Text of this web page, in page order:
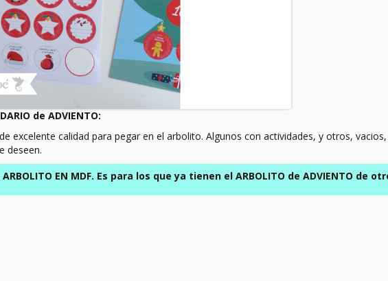
de ADVIENTO:
excelente calidad para pegar en el arbolito. Algunos con actividades, y otros,
deseen.
ARBOLITO EN MDF. Es para los que ya tienen el ARBOLITO de ADVIENTO